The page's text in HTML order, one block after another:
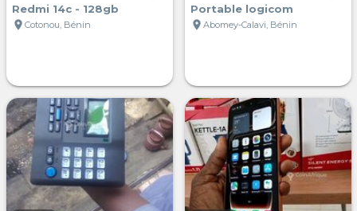
Redmi 14c - 128gb
location_on Cotonou, Bénin
Portable logicom
location_on Abomey-Calavi, Bénin